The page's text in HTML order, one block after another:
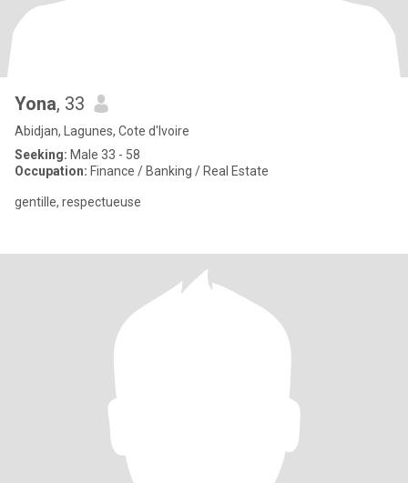
Yona, 33
Abidjan, Lagunes, Cote d'Ivoire
Seeking: Male 33 - 58
Occupation: Finance / Banking / Real Estate
gentille, respectueuse